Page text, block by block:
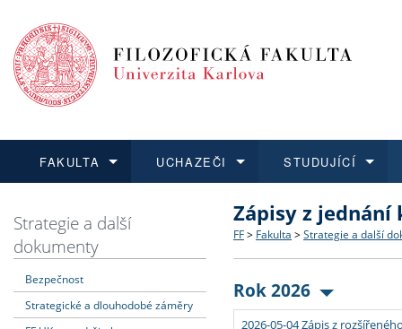
FAKULTA
Dozvědět se více
Struktura a historie
Strategie a další
Podpora a benefity pro
UCHAZEČI
Podat přihlášku
Co studovat a jak se
Učitelské studijní
Informace k průběhu
STUDUJÍCÍ
Dozvědět se více
Bakalářské a magisterské
Doktorské studium
Rigorózní řízení
Dozvědět se více
O vědě a výzkumu na FF
Akademické kvalifikace
Granty a projekty
Dozvědět se více
Aktuální nabídky a
Vyjíždějící studenti
Přijíždějící studenti
Strategie a další
dokumenty
Bezpečnost
Strategické a dlouhodobé záměry
Zápisy z jednání
FF > Fakulta > Strategie a další
Rok 2026
2026-05-04 Zápis z